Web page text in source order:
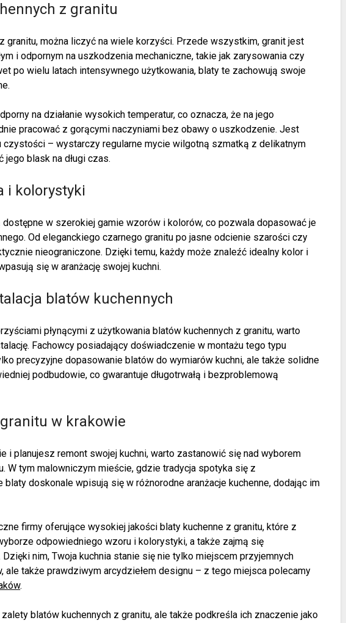
z granitu
granitu, można liczyć na wiele korzyści. Przede wszystkim, granit jest
i odpornym na uszkodzenia mechaniczne, takie jak zarysowania czy
po wielu latach intensywnego użytkowania, blaty te zachowują swoje
na działanie wysokich temperatur, co oznacza, że na jego
pracować z gorącymi naczyniami bez obawy o uszkodzenie. Jest
czystości – wystarczy regularne mycie wilgotną szmatką z delikatnym
blask na długi czas.
i kolorystyki
dostępne w szerokiej gamie wzorów i kolorów, co pozwala dopasować je
Od eleganckiego czarnego granitu po jasne odcienie szarości czy
nieograniczone. Dzięki temu, każdy może znaleźć idealny kolor i
się w aranżację swojej kuchni.
blatów kuchennych
płynącymi z użytkowania blatów kuchennych z granitu, warto
Fachowcy posiadający doświadczenie w montażu tego typu
precyzyjne dopasowanie blatów do wymiarów kuchni, ale także solidne
podbudowie, co gwarantuje długotrwałą i bezproblemową
w krakowie
i planujesz remont swojej kuchni, warto zastanowić się nad wyborem
W tym malowniczym mieście, gdzie tradycja spotyka się z
doskonale wpisują się w różnorodne aranżacje kuchenne, dodając im
firmy oferujące wysokiej jakości blaty kuchenne z granitu, które z
odpowiedniego wzoru i kolorystyki, a także zajmą się
nim, Twoja kuchnia stanie się nie tylko miejscem przyjemnych
ale także prawdziwym arcydziełem designu – z tego miejsca polecamy
.
blatów kuchennych z granitu, ale także podkreśla ich znaczenie jako